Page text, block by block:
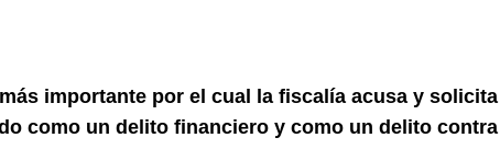
importante por el cual la fiscalía acusa y solicita
como un delito financiero y como un delito contra